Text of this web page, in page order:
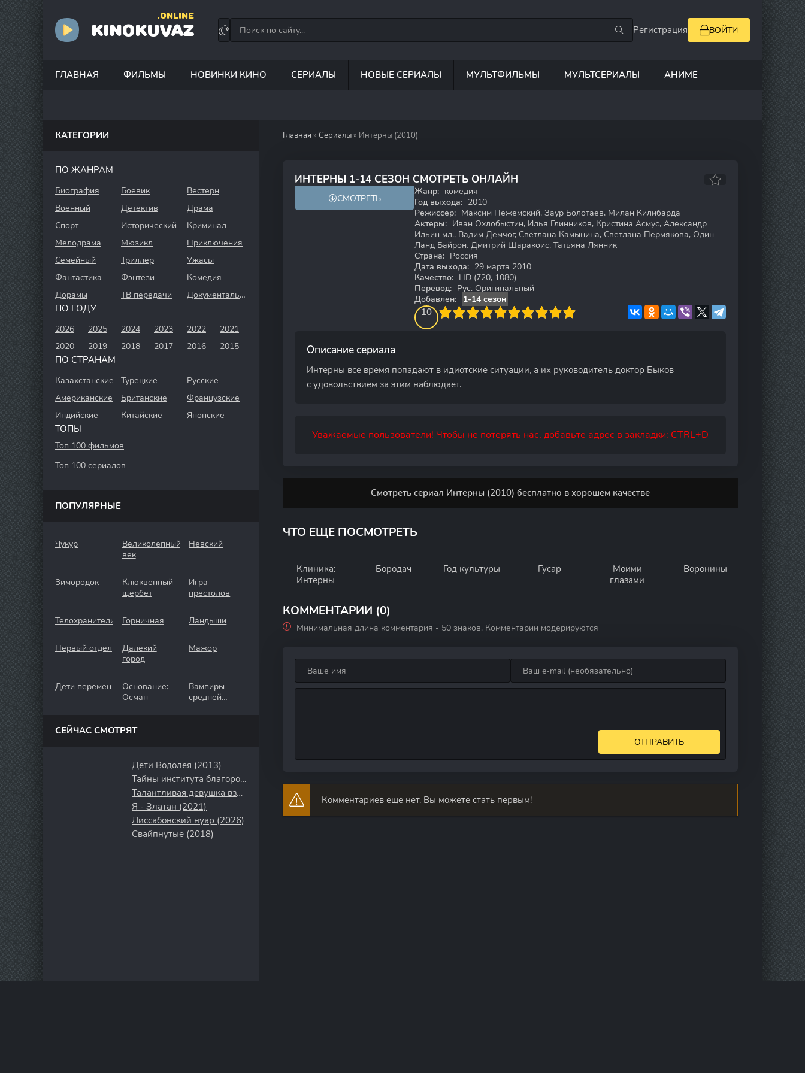
KINOKUVAZ
.ONLINE
Регистрация ВОЙТИ
ГЛАВНАЯ ФИЛЬМЫ НОВИНКИ КИНО СЕРИАЛЫ НОВЫЕ СЕРИАЛЫ МУЛЬТФИЛЬМЫ МУЛЬТСЕРИАЛЫ АНИМЕ
Главная » Сериалы » Интерны (2010)
ИНТЕРНЫ 1-14 СЕЗОН СМОТРЕТЬ ОНЛАЙН
7.4 70
СМОТРЕТЬ
Жанр: комедия
Год выхода: 2010
Режиссер: Максим Пежемский, Заур Болотаев, Милан Килибарда
Актеры: Иван Охлобыстин, Илья Глинников, Кристина Асмус, Александр
Ильин мл., Вадим Демчог, Светлана Камынина, Светлана Пермякова, Один
Ланд Байрон, Дмитрий Шаракоис, Татьяна Лянник
Страна: Россия
Дата выхода: 29 марта 2010
Качество: HD (720, 1080)
Перевод: Рус. Оригинальный
Добавлен:
1-14 сезон
10
4 5 6 7 8 9 10
Описание сериала
Интерны все время попадают в идиотские ситуации, а их руководитель доктор Быков
с удовольствием за этим наблюдает.
Уважаемые пользователи! Чтобы не потерять нас, добавьте адрес в закладки: CTRL+D
Смотреть сериал Интерны (2010) бесплатно в хорошем качестве
ЧТО ЕЩЕ ПОСМОТРЕТЬ
Клиника:
Интерны
Бородач Год культуры Гусар
Моими
глазами
Воронины
КОММЕНТАРИИ (0)
Минимальная длина комментария - 50 знаков. Комментарии модерируются
ОТПРАВИТЬ
Комментариев еще нет. Вы можете стать первым!
КАТЕГОРИИ
ПО ЖАНРАМ
Биография Боевик
Вестерн
Военный
Детектив
Драма
Спорт
Исторический
Криминал
Мелодрама
Мюзикл
Приключения
Семейный
Триллер
Ужасы
Фантастика
Фэнтези
Комедия
Дорамы
ТВ передачи Документальный
ПО ГОДУ
2026 2025 2024 2023 2022
2021
2020
2019 2018 2017 2016 2015
ПО СТРАНАМ
Казахстанские Турецкие
Русские
Американские
Британские
Французские
Индийские
Китайские Японские
ТОПЫ
Топ 100 фильмов
Топ 100 сериалов
ПОПУЛЯРНЫЕ
Чукур
Великолепный
век
Невский
Зимородок
Клюквенный
щербет
Игра
престолов
Телохранители Горничная Ландыши
Первый отдел
Далёкий
город
Мажор
Дети перемен
Основание:
Осман
Вампиры
средней
СЕЙЧАС СМОТРЯТ
Дети Водолея (2013)
Тайны института благородных девиц (2013)
Талантливая девушка взрослеет (2024)
Я - Златан (2021)
Лиссабонский нуар (2026)
Свайпнутые (2018)